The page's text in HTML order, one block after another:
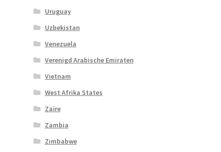
Uruguay
Uzbekistan
Venezuela
Verenigd Arabische Emiraten
Vietnam
West Afrika States
Zaïre
Zambia
Zimbabwe